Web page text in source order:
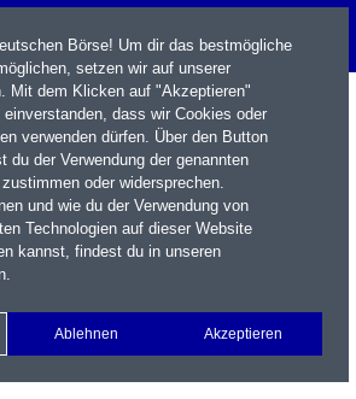
Watchlist Portfolio Login
Börse! Um dir das bestmögliche
setzen wir auf unserer
Mit dem Klicken auf "Akzeptieren"
dass wir Cookies oder
verwenden dürfen. Über den Button
du der Verwendung der genannten
oder widersprechen.
und wie du der Verwendung von
Technologien auf dieser Website
kannst, findest du in unseren
.
Ablehnen Akzeptieren